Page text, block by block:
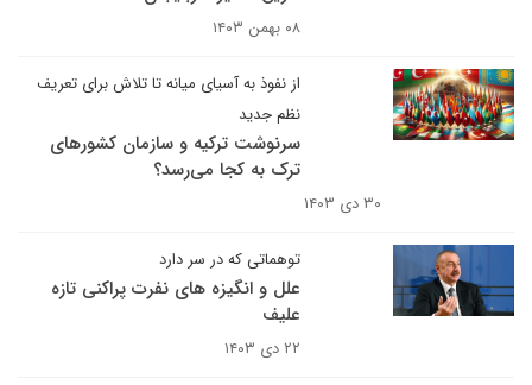
۰۸ بهمن ۱۴۰۳
از نفوذ به آسیای میانه تا تلاش برای تعریف
نظم جدید
سرنوشت ترکیه و سازمان کشورهای
ترک به کجا می‌رسد؟
۳۰ دی ۱۴۰۳
توهماتی که در سر دارد
علل و انگیزه های نفرت پراکنی تازه
علیف
۲۲ دی ۱۴۰۳